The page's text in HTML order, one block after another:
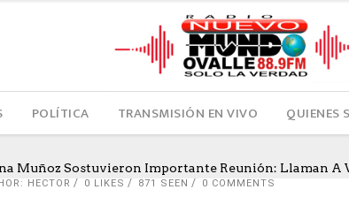
POLÍTICA TRANSMISIÓN EN VIVO QUIENES
Muñoz Sostuvieron Importante Reunión: Llaman A
HECTOR 0 LIKES 871 SEEN 0 COMMENTS